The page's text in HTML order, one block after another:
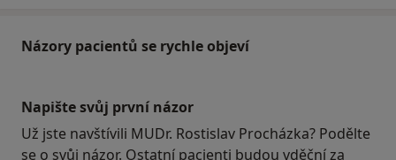
Názory pacientů se rychle objeví
Napište svůj první názor
Už jste navštívili MUDr. Rostislav Procházka? Podělte
se o svůj názor. Ostatní pacienti budou vděční za